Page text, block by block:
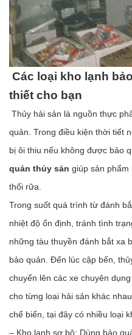
Các loại kho lạnh
thiết cho bạn
Thủy hải sản là nguồn thực
quản. Trong điều kiện thời tiết
bị ôi thiu nếu không được bảo
quản thủy sản giúp sản
thối rữa.
Trong suốt quá trình từ đánh
nhiệt độ ổn định, tránh tình
những tàu thuyền đánh bắt xa
bảo quản. Đến lúc cập bến,
chuyển lên các xe chuyên
cho từng loại hải sản khác
chế biến, tại đây có nhiều loại
– Kho lạnh sơ bộ: Dùng bảo